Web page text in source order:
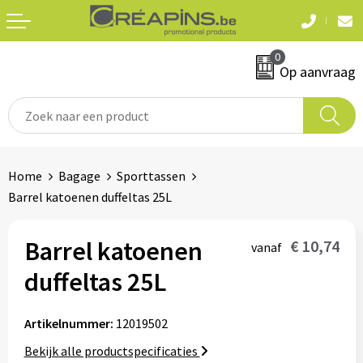
0
Op aanvraag
T-shirts
Sweaters en hoodies
Jassen
Automerken
Eten & drinken
Snoepgoed
Waterflesjes
Home Bagage
Sporttassen
Barrel katoenen duffeltas 25L
Barrel katoenen
duffeltas 25L
vanaf € 10,74
Artikelnummer: 12019502
Bekijk alle productspecificaties